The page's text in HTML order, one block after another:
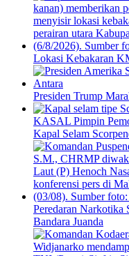
Lokasi Kebakaran
Presiden Trump
KASAL Pimpin
Kapal Selam
Peredaran
Bandara Juanda